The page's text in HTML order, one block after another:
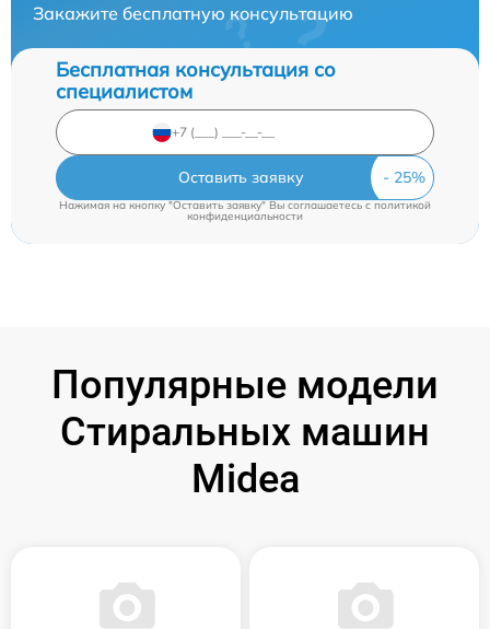
Закажите бесплатную консультацию
Бесплатная консультация со
специалистом
Оставить заявку
Нажимая на кнопку "Оставить заявку" Вы соглашаетесь cполитикой
конфиденциальности
Популярные модели
Стиральных машин
Midea